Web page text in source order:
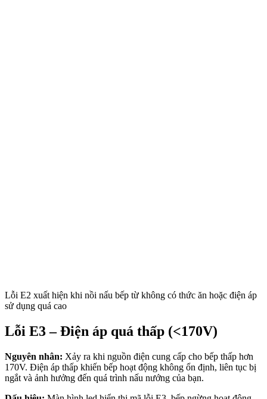
Lỗi E2 xuất hiện khi nồi nấu bếp từ không có thức ăn hoặc điện áp
sử dụng quá cao
Lỗi E3 – Điện áp quá thấp (<170V)
Nguyên nhân: Xảy ra khi nguồn điện cung cấp cho bếp thấp hơn
170V. Điện áp thấp khiến bếp hoạt động không ổn định, liên tục bị
ngắt và ảnh hưởng đến quá trình nấu nướng của bạn.